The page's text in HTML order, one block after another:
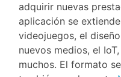
adquirir nuevas
aplicación se
videojuegos, el
nuevos medios, el
muchos. El formato